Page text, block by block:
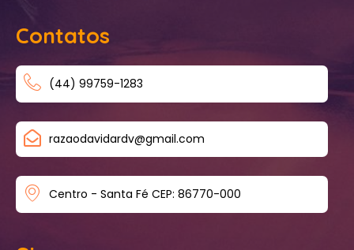
Contatos
(44) 99759-1283
razaodavidardv@gmail.com
Centro - Santa Fé CEP: 86770-000